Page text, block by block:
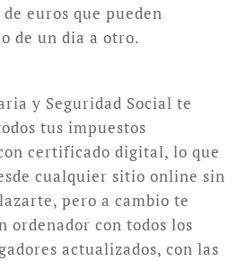
euros que pueden
de un dia a otro.
y Seguridad Social te
tus impuestos
certificado digital, lo que
cualquier sitio online sin
pero a cambio te
ordenador con todos los
actualizados, con las